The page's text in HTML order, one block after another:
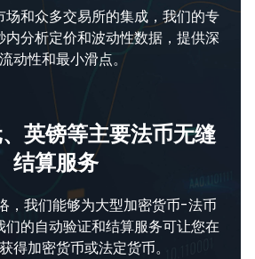
场和众多交易所的集成，我们的专
分析定价和波动性数据，提供深
动性和最小滑点。
英镑等主要法币无缝
结算服务
，我们能够为大型加密货币-法币
们的自动验证和结算服务可让您在
得加密货币或法定货币。